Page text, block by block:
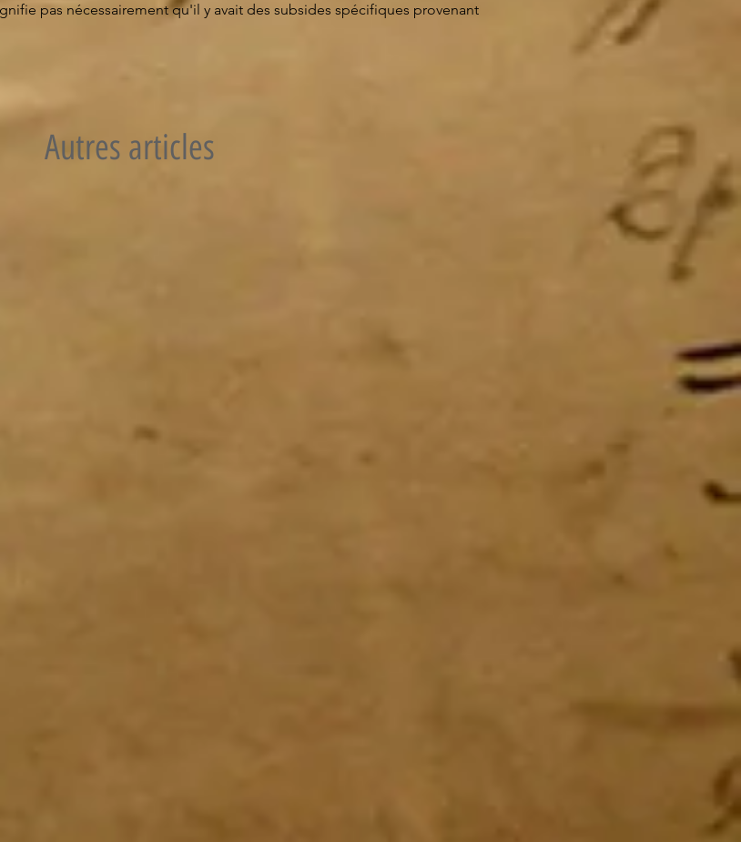
pas nécessairement qu'il y avait des subsides spécifiques provenant
Autres articles